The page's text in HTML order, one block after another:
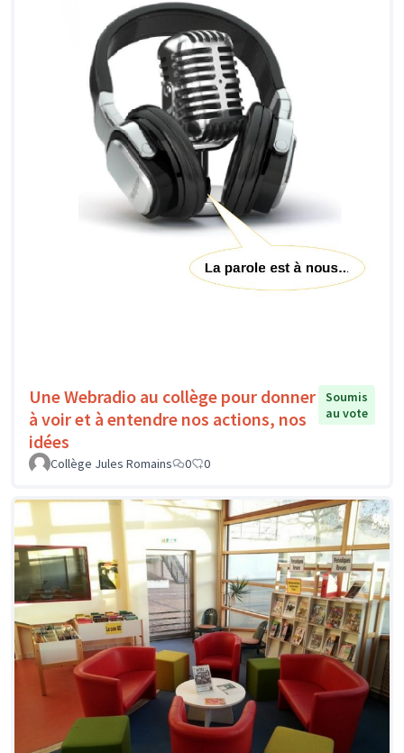
Une Webradio au collège pour donner
à voir et à entendre nos actions, nos
idées
Soumis
au vote
Collège Jules Romains 0 0